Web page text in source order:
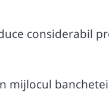
considerabil
mijlocul